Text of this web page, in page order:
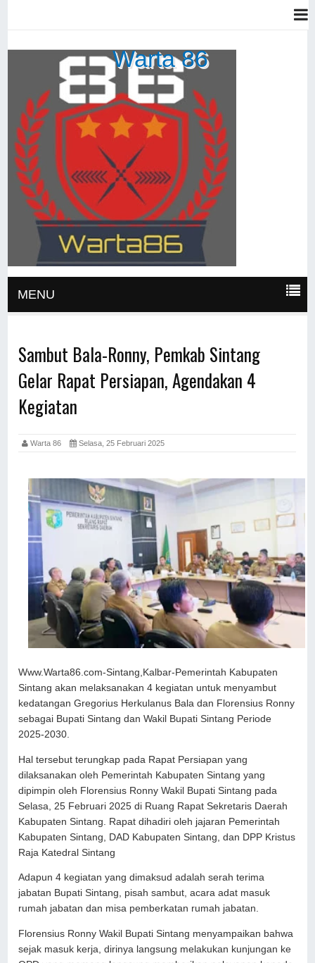
Warta 86
MENU
Sambut Bala-Ronny, Pemkab Sintang
Gelar Rapat Persiapan, Agendakan 4
Kegiatan
Warta 86 Selasa, 25 Februari 2025
Www.Warta86.com-Sintang,Kalbar-Pemerintah Kabupaten
Sintang akan melaksanakan 4 kegiatan untuk menyambut
kedatangan Gregorius Herkulanus Bala dan Florensius Ronny
sebagai Bupati Sintang dan Wakil Bupati Sintang Periode
2025-2030.
Hal tersebut terungkap pada Rapat Persiapan yang
dilaksanakan oleh Pemerintah Kabupaten Sintang yang
dipimpin oleh Florensius Ronny Wakil Bupati Sintang pada
Selasa, 25 Februari 2025 di Ruang Rapat Sekretaris Daerah
Kabupaten Sintang. Rapat dihadiri oleh jajaran Pemerintah
Kabupaten Sintang, DAD Kabupaten Sintang, dan DPP Kristus
Raja Katedral Sintang
Adapun 4 kegiatan yang dimaksud adalah serah terima
jabatan Bupati Sintang, pisah sambut, acara adat masuk
rumah jabatan dan misa pemberkatan rumah jabatan.
Florensius Ronny Wakil Bupati Sintang menyampaikan bahwa
sejak masuk kerja, dirinya langsung melakukan kunjungan ke